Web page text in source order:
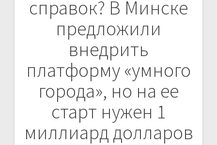
справок? В Минске
предложили
внедрить
платформу «умного
города», но на ее
старт нужен 1
миллиард долларов
записям